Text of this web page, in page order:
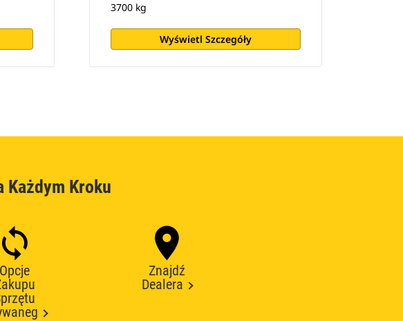
3700 kg
Wyświetl Szczegóły
Każdym Kroku
Opcje
Znajdź
Dealera